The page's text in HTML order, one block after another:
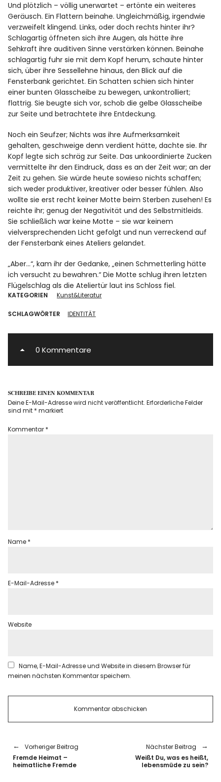
Und plötzlich – völlig unerwartet – ertönte ein weiteres
Geräusch. Ein Flattern beinahe. Ungleichmäßig, irgendwie
verzweifelt klingend. Links, oder doch rechts hinter ihr?
Schlagartig öffneten sich ihre Augen, als hätte ihre
Sehkraft ihre auditiven Sinne verstärken können. Beinahe
schlagartig fuhr sie mit dem Kopf herum, schaute hinter
sich, über ihre Sessellehne hinaus, den Blick auf die
Fensterbank gerichtet. Ein Schatten schien sich hinter
einer bunten Glasscheibe zu bewegen, unkontrolliert;
flattrig. Sie beugte sich vor, schob die gelbe Glasscheibe
zur Seite und betrachtete ihre Entdeckung.
Noch ein Seufzer; Nichts was ihre Aufmerksamkeit
gehalten, geschweige denn verdient hätte, dachte sie. Ihr
Kopf legte sich schräg zur Seite. Das unkoordinierte Zucken
vermittelte ihr den Eindruck, dass es an der Zeit war; an der
Zeit zu gehen. Sie würde heute sowieso nichts schaffen;
sich weder produktiver, kreativer oder besser fühlen. Also
wollte sie erst recht keiner Motte beim Sterben zusehen! Es
reichte ihr; genug der Negativität und des Selbstmitleids.
Sie schließlich war keine Motte – sie war keinem
vielversprechenden Licht gefolgt und nun verreckend auf
der Fensterbank eines Ateliers gelandet.
„Aber…“, kam ihr der Gedanke, „einen Schmetterling hätte
ich versucht zu bewahren.“ Die Motte schlug ihren letzten
Flügelschlag als die Ateliertür laut ins Schloss fiel.
KATEGORIEN Kunst&Literatur
SCHLAGWÖRTER IDENTITÄT
0 Kommentare
SCHREIBE EINEN KOMMENTAR
Deine E-Mail-Adresse wird nicht veröffentlicht. Erforderliche Felder
sind mit * markiert
Kommentar *
Name *
E-Mail-Adresse *
Website
Name, E-Mail-Adresse und Website in diesem Browser für
meinen nächsten Kommentar speichern.
Vorheriger Beitrag
Fremde Heimat –
heimatliche Fremde
Nächster Beitrag
Weißt Du, was es heißt,
lebensmüde zu sein?